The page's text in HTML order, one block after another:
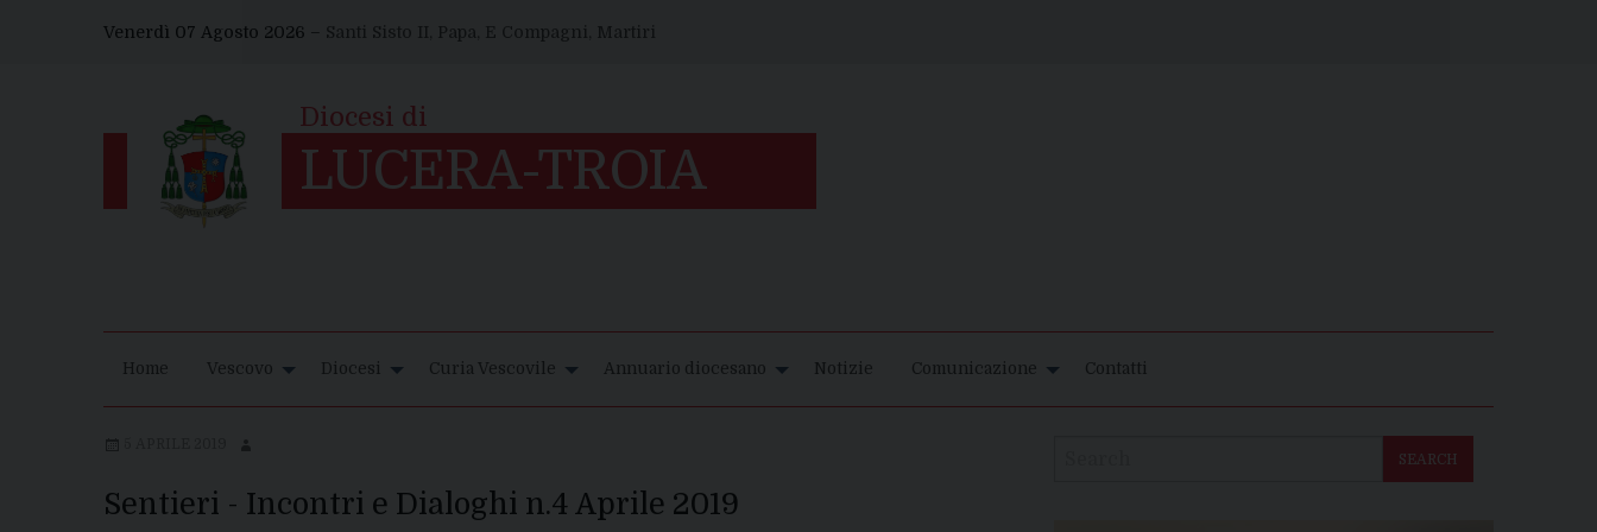
Venerdì 07 Agosto 2026 – Santi Sisto II, Papa, E Compagni, Martiri
Home Vescovo Diocesi Curia Vescovile Annuario diocesano Notizie Comunicazione Contatti
Sentieri - Incontri e Dialoghi n.4 Aprile 2019
SEARCH